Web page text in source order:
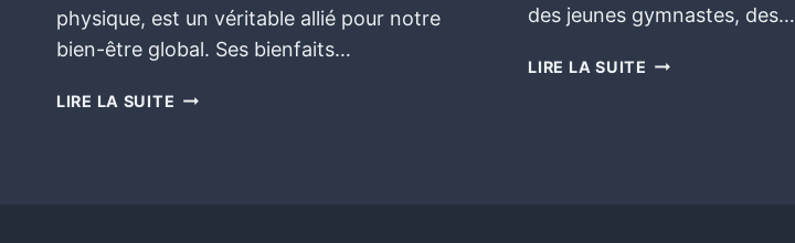
physique, est un véritable allié pour notre
bien-être global. Ses bienfaits…
LIRE LA SUITE
des jeunes gymnastes, des…
LIRE LA SUITE